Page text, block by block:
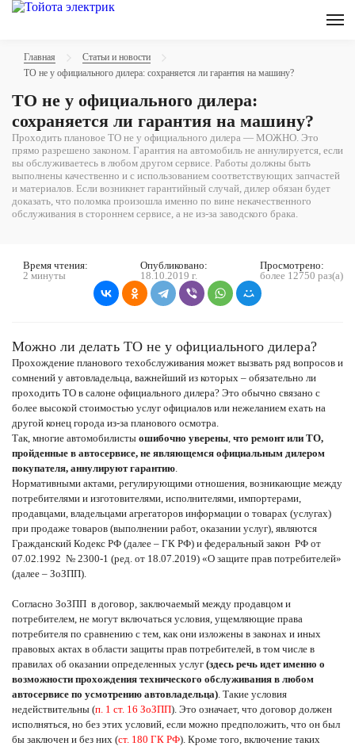
Главная
Статьи и новости
ТО не у официального дилера: сохраняется ли гарантия на машину?
ТО не у официального дилера:
сохраняется ли гарантия на машину?
Проходить плановое ТО не у официального дилера — МОЖНО. Это
прямо разрешено законом. Гарантия на автомобиль не аннулируется, если
вы обслуживаетесь в любом другом сервисе. Работы должны быть
выполнены качественно и с использованием соответствующих запчастей
и материалов. Если возникнет гарантийный случай, дилер обязан будет
доказать, что поломка произошла именно по вине некачественного
обслуживания в стороннем сервисе, а не из-за заводского брака.
Время чтения:
2 минуты
Опубликовано:
18.10.2019 г.
Просмотрено:
более 12750 раз(а)
Можно ли делать ТО не у официального дилера?
Прохождение планового техобслуживания может вызвать ряд вопросов и
сомнений у автовладельца, важнейший из которых – обязательно ли
проходить ТО в салоне официального дилера? Это обычно связано с
более высокой стоимостью услуг официалов или нежеланием ехать на
другой конец города из-за планового осмотра.
Так, многие автомобилисты ошибочно уверены, что ремонт или ТО,
пройденные в автосервисе, не являющемся официальным дилером
покупателя, аннулируют гарантию.
Нормативными актами, регулирующими отношения, возникающие между
потребителями и изготовителями, исполнителями, импортерами,
продавцами, владельцами агрегаторов информации о товарах (услугах)
при продаже товаров (выполнении работ, оказании услуг), являются
Гражданский Кодекс РФ (далее – ГК РФ) и федеральный закон РФ от
07.02.1992 № 2300-1 (ред. от 18.07.2019) «О защите прав потребителей»
(далее – ЗоЗПП).
Согласно ЗоЗПП в договор, заключаемый между продавцом и
потребителем, не могут включаться условия, ущемляющие права
потребителя по сравнению с тем, как они изложены в законах и иных
правовых актах в области защиты прав потребителей, в том числе в
правилах об оказании определенных услуг (здесь речь идет именно о
возможности прохождения технического обслуживания в любом
автосервисе по усмотрению автовладельца). Такие условия
недействительны (п. 1 ст. 16 ЗоЗПП). Это означает, что договор должен
исполняться, но без этих условий, если можно предположить, что он был
бы заключен и без них (ст. 180 ГК РФ). Кроме того, включение таких